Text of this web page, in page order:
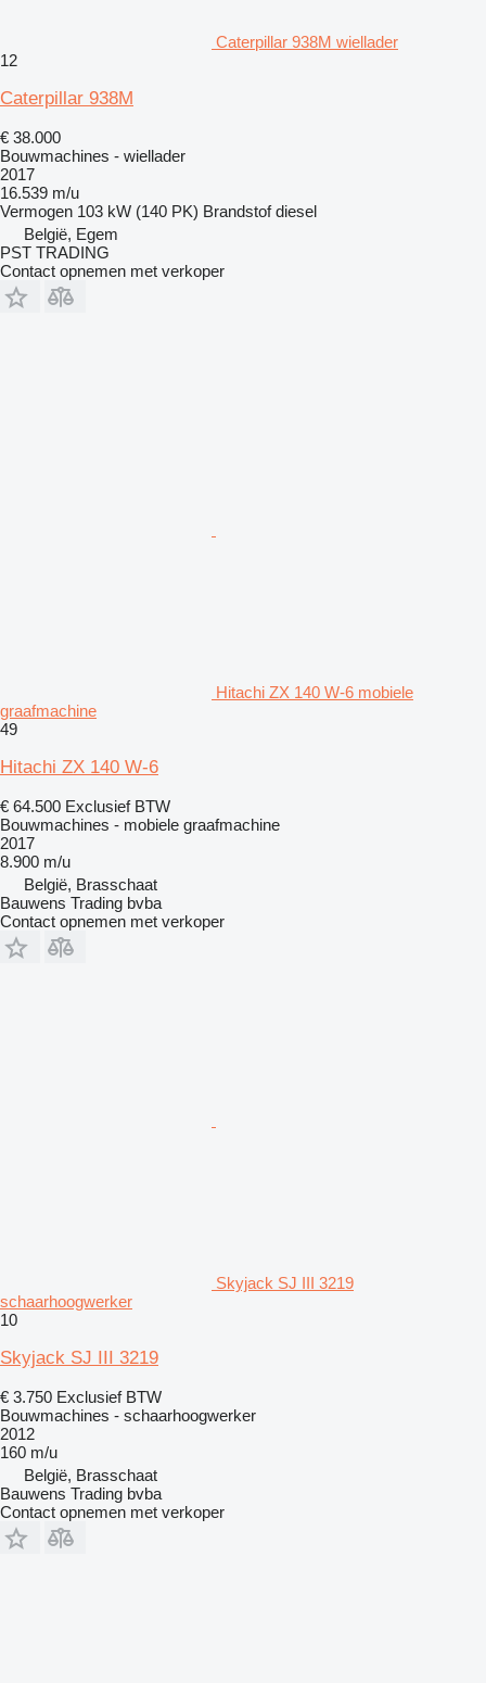
Caterpillar 938M wiellader
12
Caterpillar 938M
€ 38.000
Bouwmachines - wiellader
2017
16.539 m/u
Vermogen 103 kW (140 PK) Brandstof diesel
België, Egem
PST TRADING
Contact opnemen met verkoper
Hitachi ZX 140 W-6 mobiele
graafmachine
49
Hitachi ZX 140 W-6
€ 64.500 Exclusief BTW
Bouwmachines - mobiele graafmachine
2017
8.900 m/u
België, Brasschaat
Bauwens Trading bvba
Contact opnemen met verkoper
Skyjack SJ III 3219
schaarhoogwerker
10
Skyjack SJ III 3219
€ 3.750 Exclusief BTW
Bouwmachines - schaarhoogwerker
2012
160 m/u
België, Brasschaat
Bauwens Trading bvba
Contact opnemen met verkoper